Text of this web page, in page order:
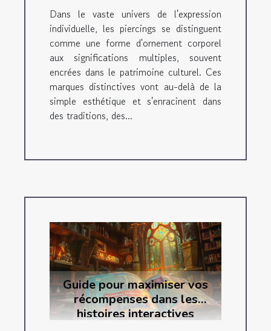
Dans le vaste univers de l'expression
individuelle, les piercings se distinguent
comme une forme d'ornement corporel
aux significations multiples, souvent
encrées dans le patrimoine culturel. Ces
marques distinctives vont au-delà de la
simple esthétique et s'enracinent dans
des traditions, des...
Guide pour maximiser vos
récompenses dans les
histoires interactives